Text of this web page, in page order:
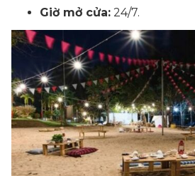
Giờ mở cửa: 24/7.